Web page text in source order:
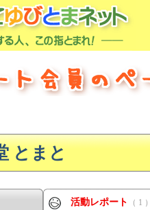
とまと
活動レポート （ 1 ）